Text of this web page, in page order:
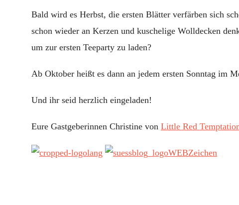
Bald wird es Herbst, die ersten Blätter verfärben sich
schon wieder an Kerzen und kuschelige Wolldecken
um zur ersten Teeparty zu laden?
Ab Oktober heißt es dann an jedem ersten Sonntag im
Und ihr seid herzlich eingeladen!
Eure Gastgeberinnen Christine von Little Red